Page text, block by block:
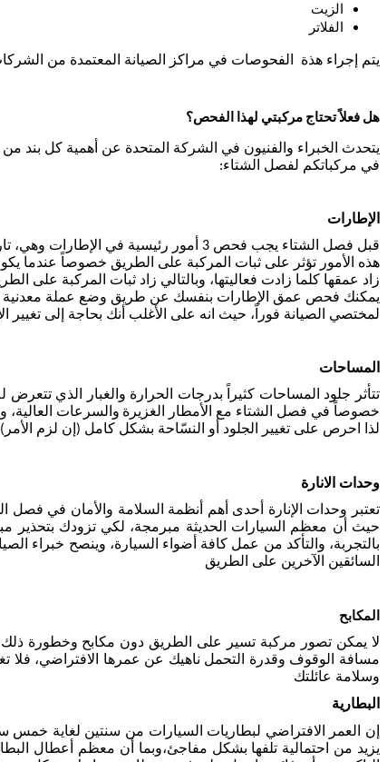
الزيت
الفلاتر
يتم إجراء هذة الفحوصات في مراكز الصيانة المعتمدة من
هل فعلاً تحتاج مركبتي لهذا الفحص؟
يتحدث الخبراء والفنيون في الشركة المتحدة عن أهمية كل بند
في مركباتكم لفصل الشتاء:
الإطارات
قبل فصل الشتاء يجب فحص 3 أمور
هذه الأمور تؤثر على ثبات المركبة على الطريق خصوصاً عندما
زاد عمقها كلما زادت فعاليتها، وبالتالي زاد ثبات المركبة على
لمختصي الصيانة فوراً، حيث انه على الأغلب أنك بحاجة إلى تغيير
المساحات
تتأثر جلود المساحات كثيراً بدرجات الحرارة والغبار الذي
خصوصاً في فصل الشتاء مع الأمطار الغزيرة والسرعات
لذا احرص على تغيير الجلود أو النسّاحة بشكل كامل (إن لزم
وحدات الانارة
تعتبر وحدات الإنارة أحدى أهم أنظمة السلامة والأمان في فصل
حيث أن معظم السيارات الحديثة مبرمجة، لكي تزودك بتحذير
بالتجربة، والتأكد من عمل كافة أضواء السيارة، وينصح خبراء
السائقين الآخرين على الطريق
المكابح
لا يمكن تصور مركبة تسير على الطريق دون مكابح وخطورة ذلك
مسافة الوقوف وقدرة التحمل ناهيك عن عمرها الافتراضي، فلا
وسلامة عائلتك
البطارية
إن العمر الافتراضي لبطاريات السيارات من سنتين لغاية خمس
يزيد من احتمالية تلفها بشكل مفاجئ،وبما أن معظم أعطال